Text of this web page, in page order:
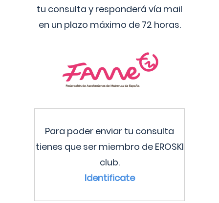
tu consulta y responderá vía mail
en un plazo máximo de 72 horas.
Para poder enviar tu consulta
tienes que ser miembro de EROSKI
club.
Identificate